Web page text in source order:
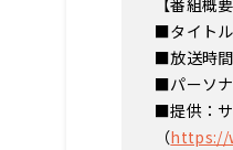
【番組概要
■タイト
■放送時
■パーソ
■提供：
（https://